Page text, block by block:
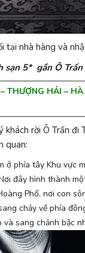
tại nhà hàng và
sạn 5* gần Ô
THƯỢNG HẢI – HÀ
khách rời Ô Trấn đi
quan:
ở phía tây Khu vực
đây hình thành
Phố, nơi con
chảy về phía
và sang chảnh bậc